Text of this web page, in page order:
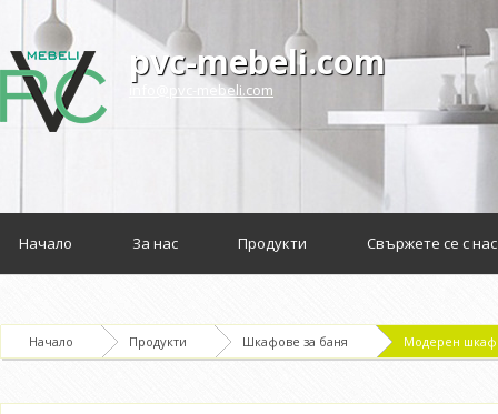
pvc-mebeli.com
info@pvc-mebeli.com
Начало За нас Продукти Свържете се с нас
Начало Продукти Шкафове за баня Модерен шкаф